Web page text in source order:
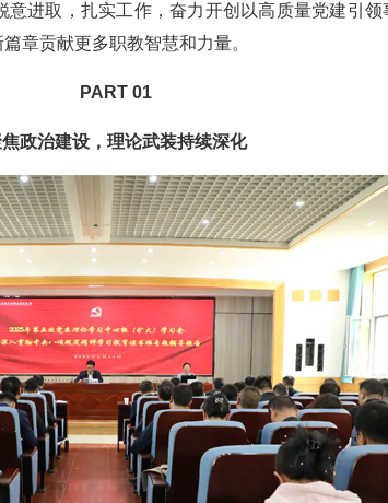
进取，扎实工作，奋力开创以高质量党建引领
章贡献更多职教智慧和力量。
PART 01
政治建设，理论武装持续深化